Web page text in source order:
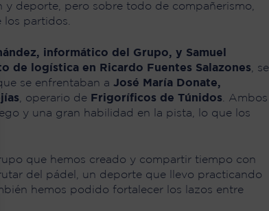
y deporte, pero sobre todo de compañerismo,
los partidos.
informático del Grupo, y Samuel
de logística en Ricardo Fuentes Salazones , se
se enfrentaban a José María Donate,
, operario de Frigoríficos de Túnidos . Ambos
y una gran habilidad en la pista, lo que los
que hemos creado y compartir tiempo con
del pádel, un deporte que llevo practicando
hemos podido fortalecer los lazos entre